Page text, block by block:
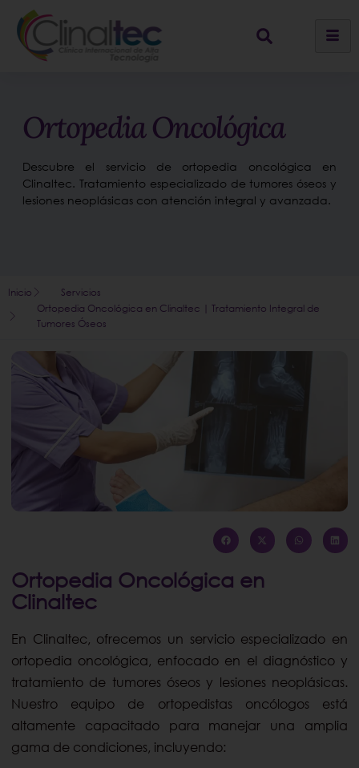
Ortopedia Oncológica
Descubre el servicio de ortopedia oncológica en
Clinaltec. Tratamiento especializado de tumores óseos y
lesiones neoplásicas con atención integral y avanzada.
Inicio
Servicios
Ortopedia Oncológica en Clinaltec | Tratamiento Integral de
Tumores Óseos
Ortopedia Oncológica en
Clinaltec
En Clinaltec, ofrecemos un servicio especializado en
ortopedia oncológica, enfocado en el diagnóstico y
tratamiento de tumores óseos y lesiones neoplásicas.
Nuestro equipo de ortopedistas oncólogos está
altamente capacitado para manejar una amplia
gama de condiciones, incluyendo: